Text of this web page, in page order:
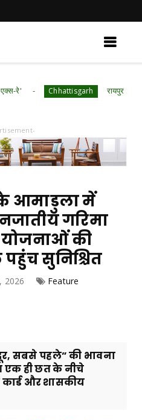
Chhattisgarh रायपुर : मुख्यमंत्री
के आमाडुला में
गरिमा
की
सुनिश्चित
2026 Feature
सबसे पहले” की भावना
एक ही छत के नीचे
और शासकीय